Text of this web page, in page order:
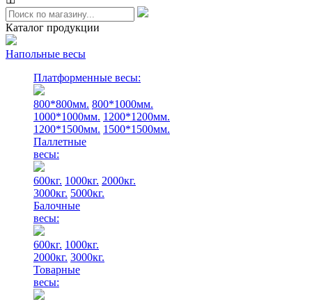
Каталог продукции
Напольные весы
Платформенные весы:
800*800мм. 800*1000мм.
1000*1000мм. 1200*1200мм.
1200*1500мм. 1500*1500мм.
Паллетные
весы:
600кг. 1000кг. 2000кг.
3000кг. 5000кг.
Балочные
весы:
600кг. 1000кг.
2000кг. 3000кг.
Товарные
весы: